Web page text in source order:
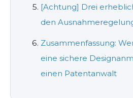
[Achtung] Drei
den
Zusammenfassung:
eine sichere
einen Patentanwalt